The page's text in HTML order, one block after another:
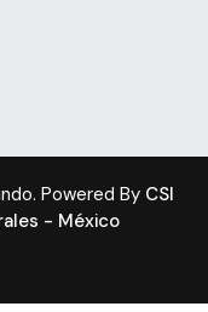
Powered By CSI
- México